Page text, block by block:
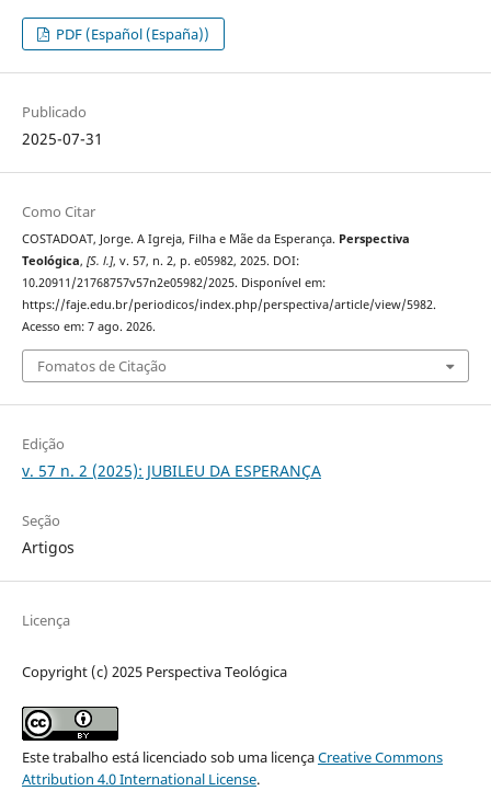
PDF (Español (España))
Publicado
2025-07-31
Como Citar
COSTADOAT, Jorge. A Igreja, Filha e Mãe da Esperança. Perspectiva
Teológica, [S. l.], v. 57, n. 2, p. e05982, 2025. DOI:
10.20911/21768757v57n2e05982/2025. Disponível em:
https://faje.edu.br/periodicos/index.php/perspectiva/article/view/5982.
Acesso em: 7 ago. 2026.
Fomatos de Citação
Edição
v. 57 n. 2 (2025): JUBILEU DA ESPERANÇA
Seção
Artigos
Licença
Copyright (c) 2025 Perspectiva Teológica
Este trabalho está licenciado sob uma licençaCreative Commons
Attribution 4.0 International License.